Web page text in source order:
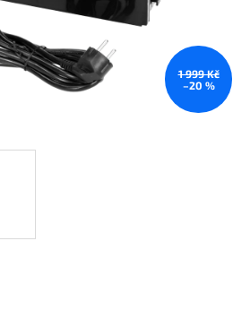
1 999 Kč
–20 %